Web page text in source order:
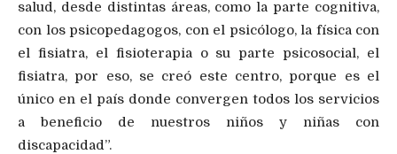
salud, desde distintas áreas, como la parte cognitiva,
con los psicopedagogos, con el psicólogo, la física con
el fisiatra, el fisioterapia o su parte psicosocial, el
fisiatra, por eso, se creó este centro, porque es el
único en el país donde convergen todos los servicios
a beneficio de nuestros niños y niñas con
discapacidad”.